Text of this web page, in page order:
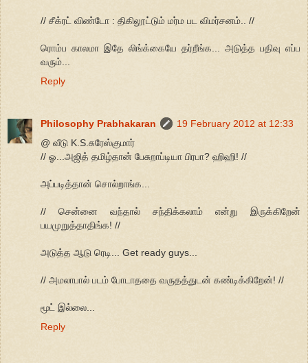
// சீக்ரட் விண்டோ : திகிலூட்டும் மர்ம பட விமர்சனம்.. //
ரொம்ப காலமா இதே லிங்க்கையே தர்றீங்க... அடுத்த பதிவு எப்ப
வரும்...
Reply
Philosophy Prabhakaran
19 February 2012 at 12:33
@ வீடு K.S.சுரேஸ்குமார்
// ஓ...அஜித் தமிழ்தான் பேசுறாப்டியா பிரபா? ஹிஹி! //
அப்படித்தான் சொல்றாங்க...
// சென்னை வந்தால் சந்திக்கலாம் என்று இருக்கிறேன்
பயமுறுத்தாதிங்க! //
அடுத்த ஆடு ரெடி... Get ready guys...
// அமலாபால் படம் போடாததை வருதத்துடன் கண்டிக்கிறேன்! //
மூட் இல்லை...
Reply